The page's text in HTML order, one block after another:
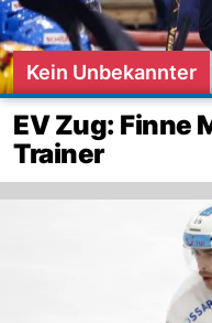
Kein Unbekannter
EV Zug: Finne
Trainer